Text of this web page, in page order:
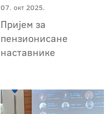
07. окт 2025.
Пријем за
пензионисане
наставнике